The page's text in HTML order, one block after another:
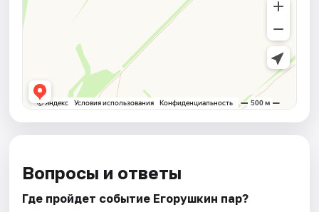
Вопросы и ответы
Где пройдет событие Егорушкин пар?